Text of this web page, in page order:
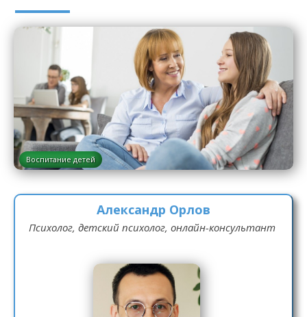
Воспитание детей
Александр Орлов
Психолог, детский психолог, онлайн-консультант